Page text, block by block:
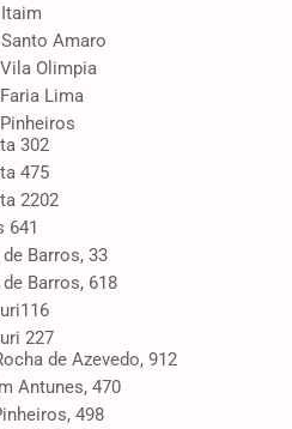
Amaro
Olimpia
Lima
302
475
2202
641
Barros, 33
Barros, 618
227
de Azevedo, 912
Antunes, 470
498